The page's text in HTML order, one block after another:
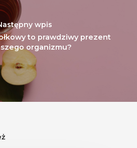
wpis
to prawdziwy prezent
organizmu?